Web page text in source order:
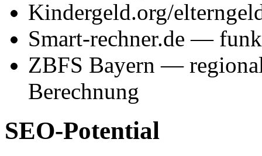
Kindergeld.org/
Smart-rechner.de —
ZBFS Bayern —
Berechnung
SEO-Potential